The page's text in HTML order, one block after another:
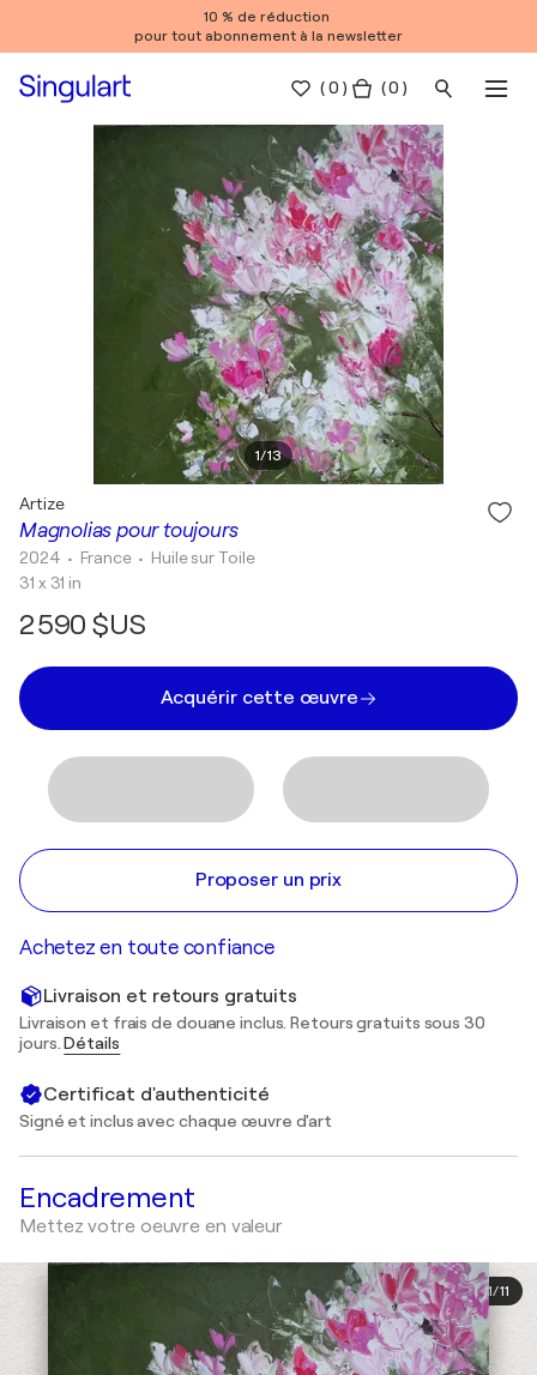
10 % de réduction
pour tout abonnement à la newsletter
(0 ) ( 0 )
1/13
Magnolias pour toujours
Artize
2024 • France • Huile sur Toile
31 x 31 in
2 590 $US
Acquérir cette œuvre
Proposer un prix
Achetez en toute confiance
Livraison et retours gratuits
Livraison et frais de douane inclus. Retours gratuits sous 30
jours.Détails
Certificat d'authenticité
Signé et inclus avec chaque œuvre d'art
Encadrement
Mettez votre oeuvre en valeur
1/11